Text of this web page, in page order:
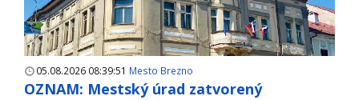
05.08.2026 08:39:51 Mesto Brezno
OZNAM: Mestský úrad zatvorený